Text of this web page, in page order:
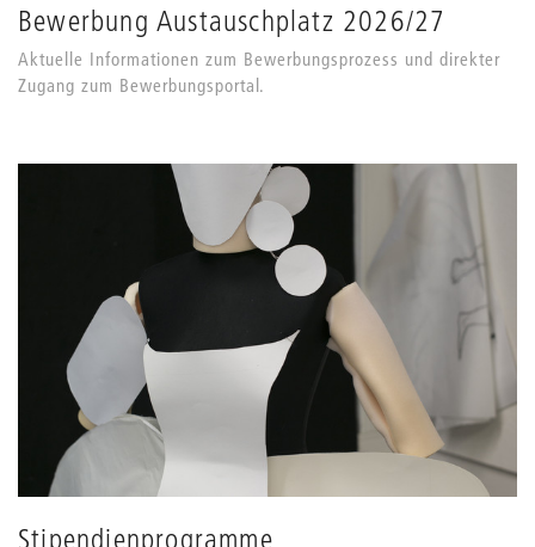
Bewerbung Austauschplatz 2026/27
Aktuelle Informationen zum Bewerbungsprozess und direkter
Zugang zum Bewerbungsportal.
Stipendienprogramme